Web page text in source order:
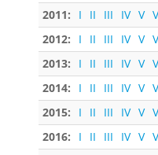
2011:
I II III IV V
2012:
I II III IV V
2013:
I II III IV V
2014:
I II III IV V
2015:
I II III IV V
2016:
I II III IV V